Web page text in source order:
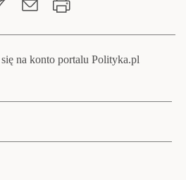
na konto portalu Polityka.pl